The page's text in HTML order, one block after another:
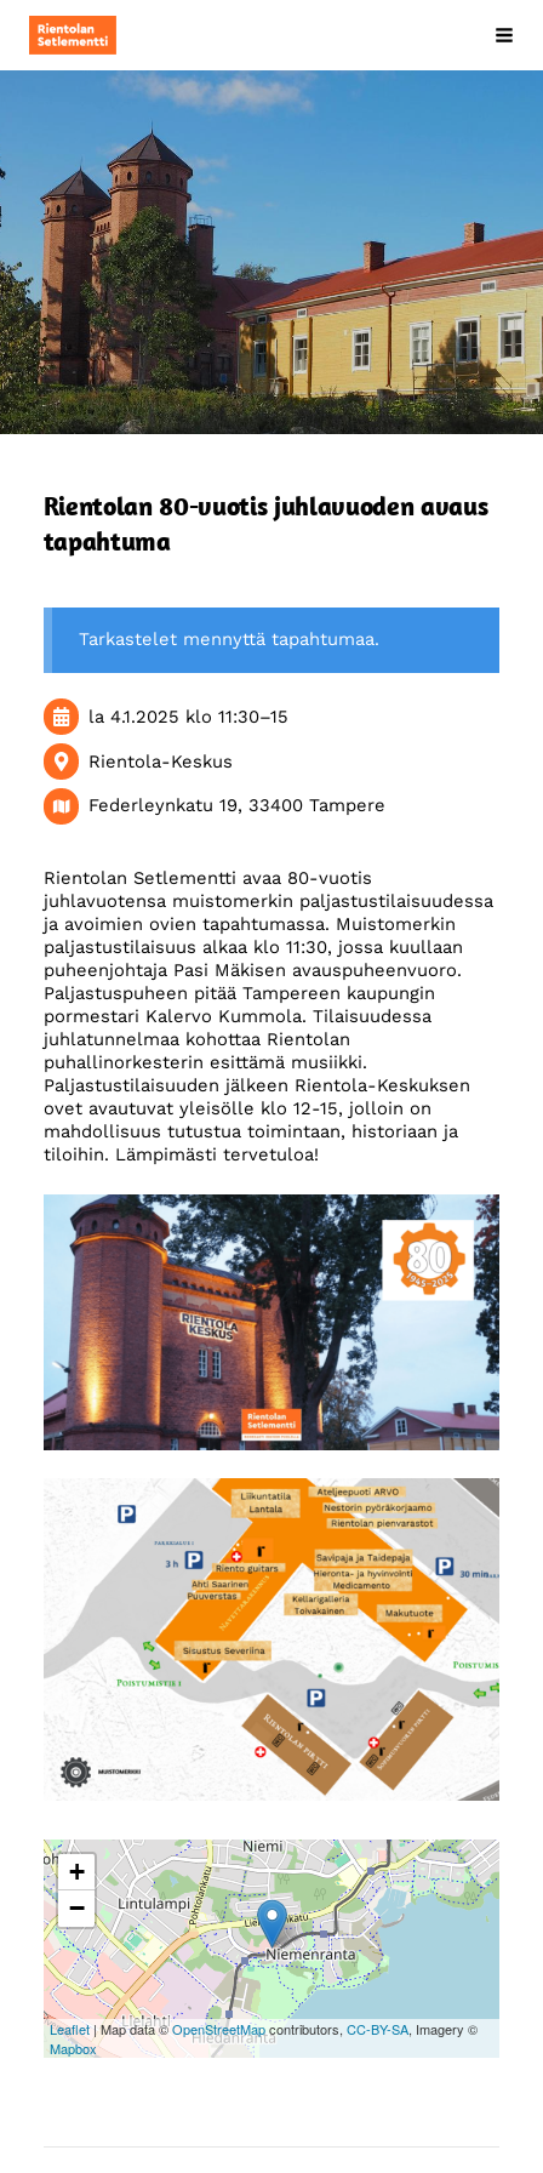
Siirry
sivun
sisältöön
Rientolan Setlementti ry
Rientolan 80-vuotis juhlavuoden avaus
tapahtuma
Tarkastelet mennyttä tapahtumaa.
la 4.1.2025 klo 11:30–15
Rientola-Keskus
Federleynkatu 19, 33400 Tampere
Rientolan Setlementti avaa 80-vuotis
juhlavuotensa muistomerkin paljastustilaisuudessa
ja avoimien ovien tapahtumassa. Muistomerkin
paljastustilaisuus alkaa klo 11:30, jossa kuullaan
puheenjohtaja Pasi Mäkisen avauspuheenvuoro.
Paljastuspuheen pitää Tampereen kaupungin
pormestari Kalervo Kummola. Tilaisuudessa
juhlatunnelmaa kohottaa Rientolan
puhallinorkesterin esittämä musiikki.
Paljastustilaisuuden jälkeen Rientola-Keskuksen
ovet avautuvat yleisölle klo 12-15, jolloin on
mahdollisuus tutustua toimintaan, historiaan ja
tiloihin. Lämpimästi tervetuloa!
+
−
Leaflet| Map data ©OpenStreetMapcontributors, CC-BY-SA, Imagery ©
Mapbox